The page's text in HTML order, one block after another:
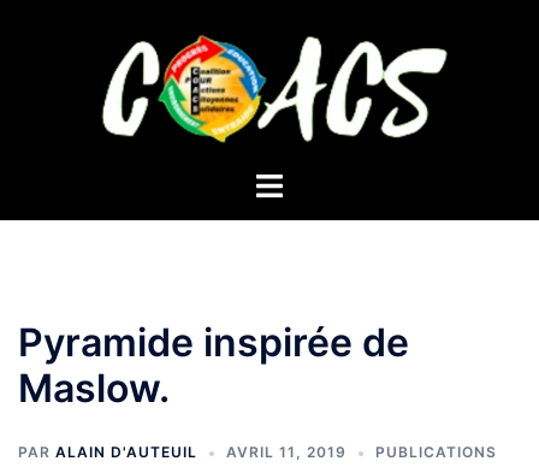
Ouvrir/fermer
Pyramide inspirée de
Maslow.
PAR ALAIN D'AUTEUIL AVRIL 11, 2019 PUBLICATIONS